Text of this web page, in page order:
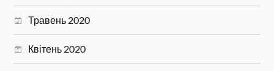
Травень 2020
Квітень 2020